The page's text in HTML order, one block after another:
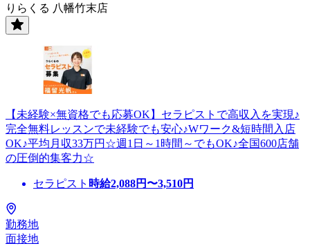
りらくる 八幡竹末店
【未経験×無資格でも応募OK】セラピストで高収入を実現♪
完全無料レッスンで未経験でも安心♪Wワーク&短時間入店
OK♪平均月収33万円☆週1日～1時間～でもOK♪全国600店舗
の圧倒的集客力☆
セラピスト 時給2,088円〜3,510円
勤務地
面接地